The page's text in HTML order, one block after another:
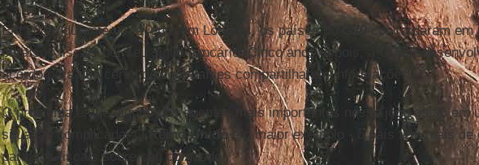
Em 2009, durante um evento em Londres, os países do G20
concordaram em
paraísos fiscais por seu sigilo bancário. Cinco anos depois, a OCDE
acordo para que cerca de cem países compartilharem informações.
O problema é que alguns dos agentes mais importantes nesse jogo estão em
situação complicada. O Reino Unidoé o maior exemplo - o país tem mais de
paraísos fiscais sobre seu comando.